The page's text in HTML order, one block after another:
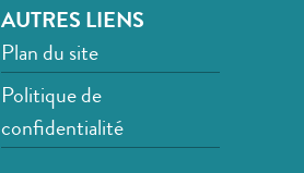
AUTRES LIENS
Plan du site
Politique de
confidentialité